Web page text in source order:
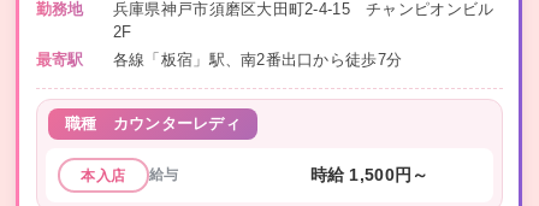
勤務地
兵庫県神戸市須磨区大田町2-4-15 チャンピオンビル
2F
最寄駅
各線「板宿」駅、南2番出口から徒歩7分
職種 カウンターレディ
本入店 給与 時給 1,500円～